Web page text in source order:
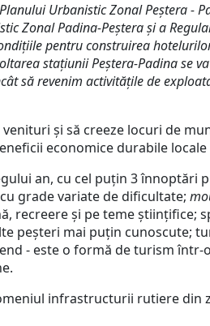
Urbanistic Zonal Peștera -
Zonal Padina-Peștera și a
pentru construirea
stațiunii Peștera-Padina se
să revenim activitățile de
și să creeze locuri de
economice durabile locale
an, cu cel puțin 3 înnoptări
grade variate de dificultate;
recreere și pe teme ştiinţifice;
peşteri mai puţin cunoscute;
- este o formă de turism într-
infrastructurii rutiere din